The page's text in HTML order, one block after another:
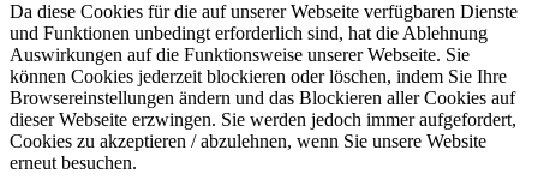
Da diese Cookies für die auf unserer Webseite verfügbaren Dienste
und Funktionen unbedingt erforderlich sind, hat die Ablehnung
Auswirkungen auf die Funktionsweise unserer Webseite. Sie
können Cookies jederzeit blockieren oder löschen, indem Sie Ihre
Browsereinstellungen ändern und das Blockieren aller Cookies auf
dieser Webseite erzwingen. Sie werden jedoch immer aufgefordert,
Cookies zu akzeptieren / abzulehnen, wenn Sie unsere Website
erneut besuchen.